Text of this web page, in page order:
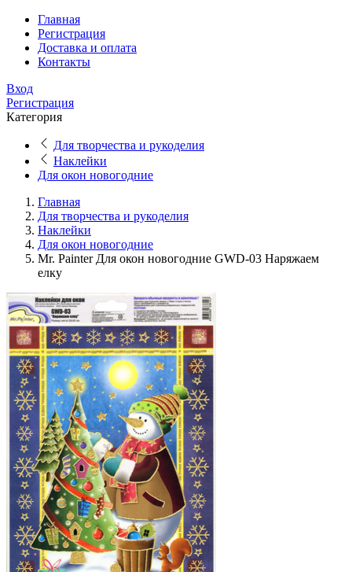
Главная
Регистрация
Доставка и оплата
Контакты
Вход
Регистрация
Категория
Для творчества и рукоделия
Наклейки
Для окон новогодние
Главная
Для творчества и рукоделия
Наклейки
Для окон новогодние
Mr. Painter Для окон новогодние GWD-03 Наряжаем
елку